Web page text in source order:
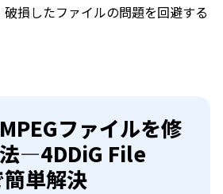
破損したファイルの問題を回避する
ファイルを修
—4DDiG File
単解決